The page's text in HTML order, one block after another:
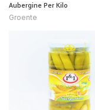
Aubergine Per Kilo
Groente